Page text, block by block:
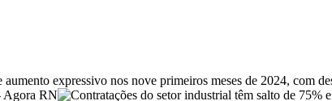
aumento expressivo nos nove primeiros meses de 2024, com